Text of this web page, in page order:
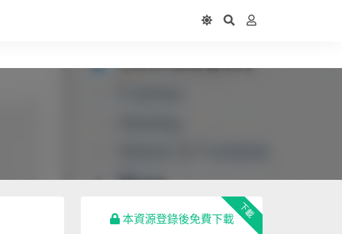
下載
本資源登錄後免費下載